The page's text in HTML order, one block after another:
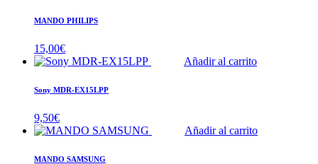
MANDO PHILIPS
15,00€
Añadir al carrito
Sony MDR-EX15LPP
9,50€
Añadir al carrito
MANDO SAMSUNG